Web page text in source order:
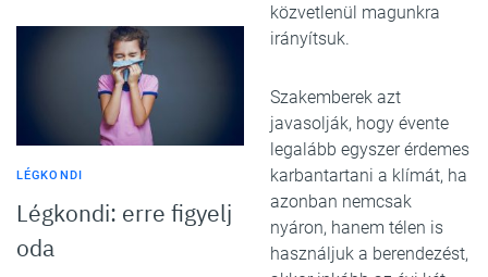
LÉGKONDI
Légkondi: erre figyelj
oda
közvetlenül magunkra
irányítsuk.
Szakemberek azt
javasolják, hogy évente
legalább egyszer érdemes
karbantartani a klímát, ha
azonban nemcsak
nyáron, hanem télen is
használjuk a berendezést,